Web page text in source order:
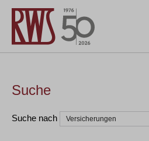
Suche
Suche nach